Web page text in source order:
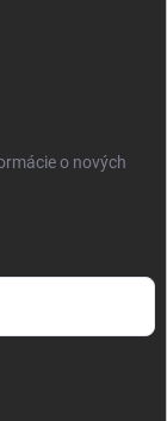
o nových